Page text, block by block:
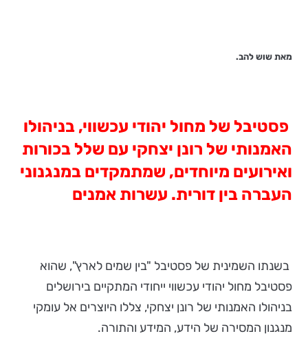
מאת שוש להב.
פסטיבל של מחול יהודי עכשווי, בניהולו
האמנותי של רונן יצחקי עם שלל בכורות
ואירועים מיוחדים, שמתמקדים במנגנוני
העברה בין דורית. עשרות אמנים
בשנתו השמינית של פסטיבל "בין שמים לארץ", שהוא
פסטיבל מחול יהודי עכשווי ייחודי המתקיים בירושלים
בניהולו האמנותי של רונן יצחקי, צללו היוצרים אל עומקי
מנגנון המסירה של הידע, המידע והתורה.